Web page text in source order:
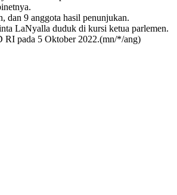
dan 9 anggota hasil penunjukan.
LaNyalla duduk di kursi ketua parlemen.
RI pada 5 Oktober 2022.(mn/*/ang)